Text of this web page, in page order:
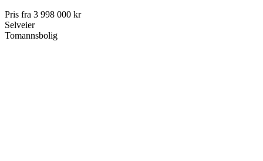
Pris fra 3 998 000 kr
Selveier
Tomannsbolig